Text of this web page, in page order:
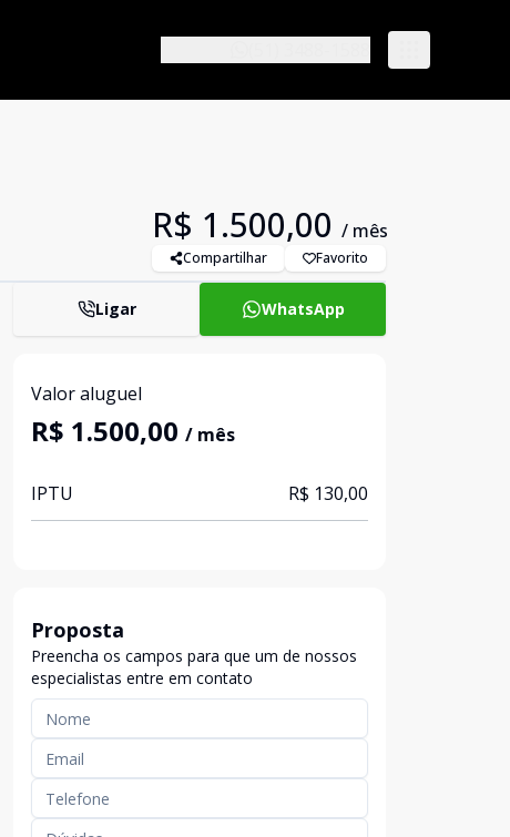
R$ 1.500,00 / mês
Compartilhar Favorito
Ligar WhatsApp
Valor aluguel
R$ 1.500,00 / mês
IPTU R$ 130,00
Proposta
Preencha os campos para que um de nossos
especialistas entre em contato